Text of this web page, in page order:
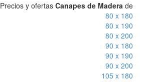
Precios y ofertas Canapes de Madera de
80 x 180
80 x 190
80 x 200
90 x 180
90 x 190
90 x 200
105 x 180